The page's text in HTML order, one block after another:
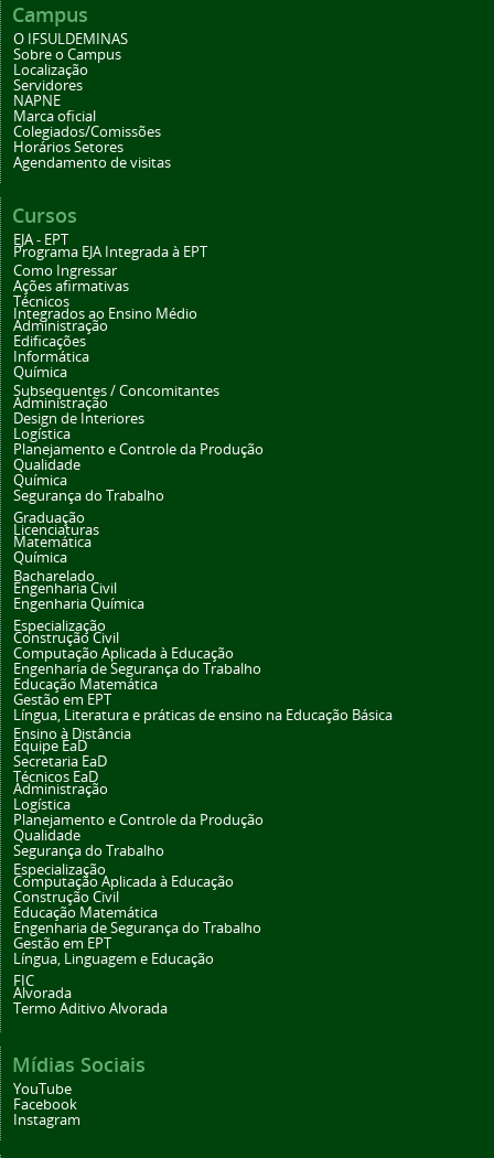
Campus
O IFSULDEMINAS
Sobre o Campus
Localização
Servidores
NAPNE
Marca oficial
Colegiados/Comissões
Horários Setores
Agendamento de visitas
Cursos
EJA - EPT
Programa EJA Integrada à EPT
Como Ingressar
Ações afirmativas
Técnicos
Integrados ao Ensino Médio
Administração
Edificações
Informática
Química
Subsequentes / Concomitantes
Administração
Design de Interiores
Logística
Planejamento e Controle da Produção
Qualidade
Química
Segurança do Trabalho
Graduação
Licenciaturas
Matemática
Química
Bacharelado
Engenharia Civil
Engenharia Química
Especialização
Construção Civil
Computação Aplicada à Educação
Engenharia de Segurança do Trabalho
Educação Matemática
Gestão em EPT
Língua, Literatura e práticas de ensino na Educação Básica
Ensino à Distância
Equipe EaD
Secretaria EaD
Técnicos EaD
Administração
Logística
Planejamento e Controle da Produção
Qualidade
Segurança do Trabalho
Especialização
Computação Aplicada à Educação
Construção Civil
Educação Matemática
Engenharia de Segurança do Trabalho
Gestão em EPT
Língua, Linguagem e Educação
FIC
Alvorada
Termo Aditivo Alvorada
Mídias Sociais
YouTube
Facebook
Instagram